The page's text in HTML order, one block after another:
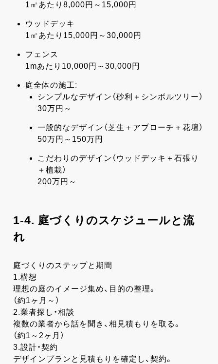
1㎡あたり8,000円～15,000円
ウッドデッキ
1㎡あたり15,000円～30,000円
フェンス
1mあたり10,000円～30,000円
庭全体の施工:
シンプルなデザイン（砂利＋シンボルツリー）
30万円～
一般的なデザイン（芝生＋アプローチ＋花壇）
50万円～150万円
こだわりのデザイン（ウッドデッキ＋石張り
＋植栽）
200万円～
1-4. 庭づくりのスケジュールと流
れ
庭づくりのステップと期間
1.構想
理想の庭のイメージ集め、目的の整理。
（約1ヶ月～）
2.業者探し・相談
複数の業者から話を聞き、相見積もりを取る。
（約1～2ヶ月）
3.設計・契約
デザインプランと見積もりを確定し、契約。